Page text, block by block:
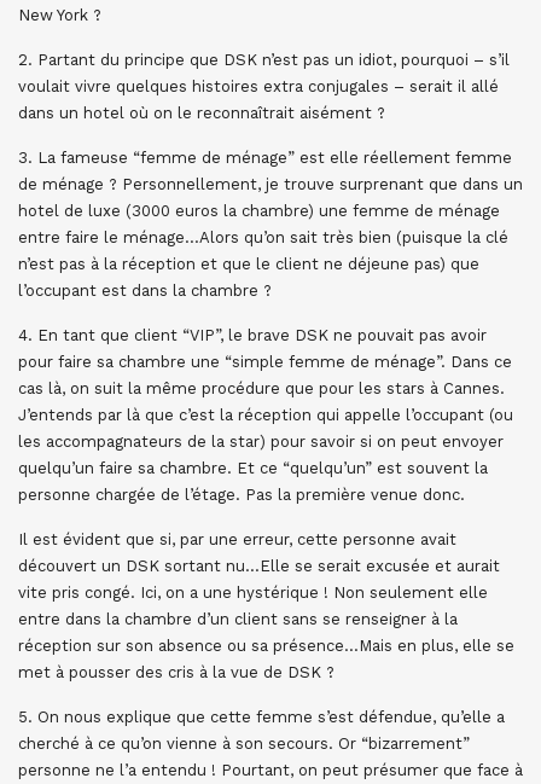
New York ?
2. Partant du principe que DSK n’est pas un idiot, pourquoi – s’il
voulait vivre quelques histoires extra conjugales – serait il allé
dans un hotel où on le reconnaîtrait aisément ?
3. La fameuse “femme de ménage” est elle réellement femme
de ménage ? Personnellement, je trouve surprenant que dans un
hotel de luxe (3000 euros la chambre) une femme de ménage
entre faire le ménage…Alors qu’on sait très bien (puisque la clé
n’est pas à la réception et que le client ne déjeune pas) que
l’occupant est dans la chambre ?
4. En tant que client “VIP”, le brave DSK ne pouvait pas avoir
pour faire sa chambre une “simple femme de ménage”. Dans ce
cas là, on suit la même procédure que pour les stars à Cannes.
J’entends par là que c’est la réception qui appelle l’occupant (ou
les accompagnateurs de la star) pour savoir si on peut envoyer
quelqu’un faire sa chambre. Et ce “quelqu’un” est souvent la
personne chargée de l’étage. Pas la première venue donc.
Il est évident que si, par une erreur, cette personne avait
découvert un DSK sortant nu…Elle se serait excusée et aurait
vite pris congé. Ici, on a une hystérique ! Non seulement elle
entre dans la chambre d’un client sans se renseigner à la
réception sur son absence ou sa présence…Mais en plus, elle se
met à pousser des cris à la vue de DSK ?
5. On nous explique que cette femme s’est défendue, qu’elle a
cherché à ce qu’on vienne à son secours. Or “bizarrement”
personne ne l’a entendu ! Pourtant, on peut présumer que face à